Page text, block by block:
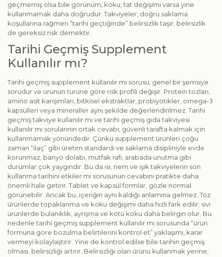
geçmemiş olsa bile görünüm, koku, tat değişimi varsa yine
kullanmamak daha doğrudur. Takviyeler, doğru saklama
koşullarına rağmen “tarihi geçtiğinde” belirsizlik taşır; belirsizlik
de gereksiz risk demektir.
Tarihi Geçmiş Supplement
Kullanılır mı?
Tarihi geçmiş supplement kullanılır mı sorusu, genel bir şemsiye
sorudur ve ürünün türüne göre risk profili değişir. Protein tozları,
amino asit karışımları, bitkisel ekstraktlar, probiyotikler, omega-3
kapsülleri veya mineraller aynı şekilde değerlendirilmez. Tarihi
geçmiş takviye kullanılır mı ve tarihi geçmiş gıda takviyesi
kullanılır mı sorularının ortak cevabı, güvenli tarafta kalmak için
kullanmamak yönündedir. Çünkü supplement ürünleri çoğu
zaman “ilaç” gibi üretim standardı ve saklama disipliniyle evde
korunmaz; banyo dolabı, mutfak rafı, arabada unutma gibi
durumlar çok yaygındır. Bu da ısı, nem ve ışık takviyelerin son
kullanma tarihini etkiler mi sorusunun cevabını pratikte daha
önemli hale getirir. Tablet ve kapsül formlar, gözle normal
görünebilir. Ancak bu, içeriğin aynı kaldığı anlamına gelmez. Toz
ürünlerde topaklanma ve koku değişimi daha hızlı fark edilir; sıvı
ürünlerde bulanıklık, ayrışma ve kötü koku daha belirgin olur. Bu
nedenle tarihi geçmiş supplement kullanılır mı sorusunda “ürün
formuna göre bozulma belirtilerini kontrol et” yaklaşımı, karar
vermeyi kolaylaştırır. Yine de kontrol edilse bile tarihin geçmiş
olması, belirsizliği artırır. Belirsizliği olan ürünü kullanmak yerine,